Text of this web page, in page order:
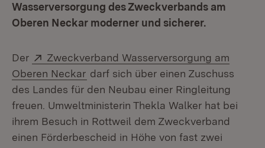
Wasserversorgung des Zweckverbands am
Oberen Neckar moderner und sicherer.
Der Extern:
Zweckverband Wasserversorgung am
Oberen Neckar (Öffnet in neuem Fenster)
darf sich über einen Zuschuss
des Landes für den Neubau einer Ringleitung
freuen. Umweltministerin Thekla Walker hat bei
ihrem Besuch in Rottweil dem Zweckverband
einen Förderbescheid in Höhe von fast zwei